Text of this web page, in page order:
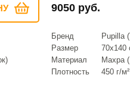
9050 руб.
Бренд
Pupilla
Размер
70х140
Материал
Махра
Плотность
450 г/м²